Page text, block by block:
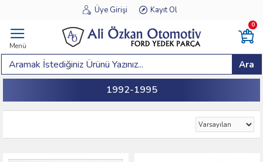
Üye Girişi Kayıt Ol
Menü
0
Ara
1992-1995